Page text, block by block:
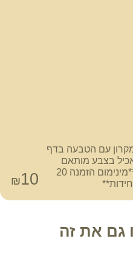
עם הטבעה בדף
בצבע מותאם
**מינימום הזמנה 20
₪10
גם את זה